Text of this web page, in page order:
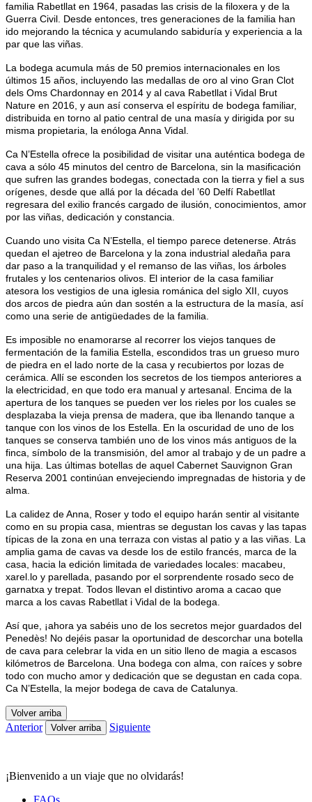
familia Rabetllat en 1964, pasadas las crisis de la filoxera y de la
Guerra Civil. Desde entonces, tres generaciones de la familia han
ido mejorando la técnica y acumulando sabiduría y experiencia a la
par que las viñas.
La bodega acumula más de 50 premios internacionales en los
últimos 15 años, incluyendo las medallas de oro al vino Gran Clot
dels Oms Chardonnay en 2014 y al cava Rabetllat i Vidal Brut
Nature en 2016, y aun así conserva el espíritu de bodega familiar,
distribuida en torno al patio central de una masía y dirigida por su
misma propietaria, la enóloga Anna Vidal.
Ca N’Estella ofrece la posibilidad de visitar una auténtica bodega de
cava a sólo 45 minutos del centro de Barcelona, sin la masificación
que sufren las grandes bodegas, conectada con la tierra y fiel a sus
orígenes, desde que allá por la década del ’60 Delfí Rabetllat
regresara del exilio francés cargado de ilusión, conocimientos, amor
por las viñas, dedicación y constancia.
Cuando uno visita Ca N’Estella, el tiempo parece detenerse. Atrás
quedan el ajetreo de Barcelona y la zona industrial aledaña para
dar paso a la tranquilidad y el remanso de las viñas, los árboles
frutales y los centenarios olivos. El interior de la casa familiar
atesora los vestigios de una iglesia románica del siglo XII, cuyos
dos arcos de piedra aún dan sostén a la estructura de la masía, así
como una serie de antigüedades de la familia.
Es imposible no enamorarse al recorrer los viejos tanques de
fermentación de la familia Estella, escondidos tras un grueso muro
de piedra en el lado norte de la casa y recubiertos por lozas de
cerámica. Allí se esconden los secretos de los tiempos anteriores a
la electricidad, en que todo era manual y artesanal. Encima de la
apertura de los tanques se pueden ver los rieles por los cuales se
desplazaba la vieja prensa de madera, que iba llenando tanque a
tanque con los vinos de los Estella. En la oscuridad de uno de los
tanques se conserva también uno de los vinos más antiguos de la
finca, símbolo de la transmisión, del amor al trabajo y de un padre a
una hija. Las últimas botellas de aquel Cabernet Sauvignon Gran
Reserva 2001 continúan envejeciendo impregnadas de historia y de
alma.
La calidez de Anna, Roser y todo el equipo harán sentir al visitante
como en su propia casa, mientras se degustan los cavas y las tapas
típicas de la zona en una terraza con vistas al patio y a las viñas. La
amplia gama de cavas va desde los de estilo francés, marca de la
casa, hacia la edición limitada de variedades locales: macabeu,
xarel.lo y parellada, pasando por el sorprendente rosado seco de
garnatxa y trepat. Todos llevan el distintivo aroma a cacao que
marca a los cavas Rabetllat i Vidal de la bodega.
Así que, ¡ahora ya sabéis uno de los secretos mejor guardados del
Penedès! No dejéis pasar la oportunidad de descorchar una botella
de cava para celebrar la vida en un sitio lleno de magia a escasos
kilómetros de Barcelona. Una bodega con alma, con raíces y sobre
todo con mucho amor y dedicación que se degustan en cada copa.
Ca N’Estella, la mejor bodega de cava de Catalunya.
Volver arriba
Anterior Volver arriba Siguiente
¡Bienvenido a un viaje que no olvidarás!
FAQs